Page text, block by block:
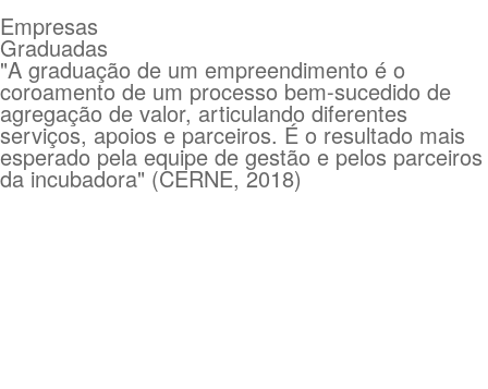
Empresas
Graduadas
"A graduação de um empreendimento é o
coroamento de um processo bem-sucedido de
agregação de valor, articulando diferentes
serviços, apoios e parceiros. É o resultado mais
esperado pela equipe de gestão e pelos parceiros
da incubadora" (CERNE, 2018)